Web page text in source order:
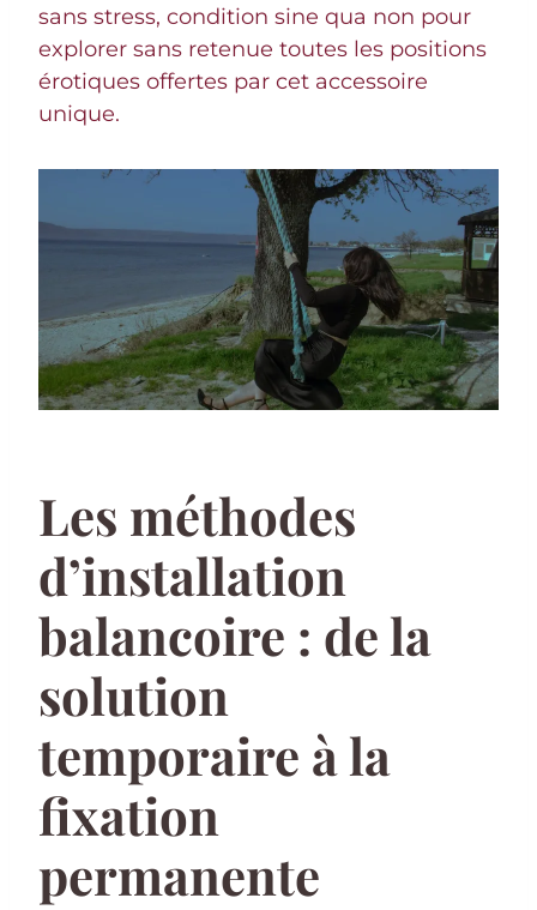
sans stress, condition sine qua non pour
explorer sans retenue toutes les positions
érotiques offertes par cet accessoire
unique.
Les méthodes
d’installation
balancoire : de la
solution
temporaire à la
fixation
permanente